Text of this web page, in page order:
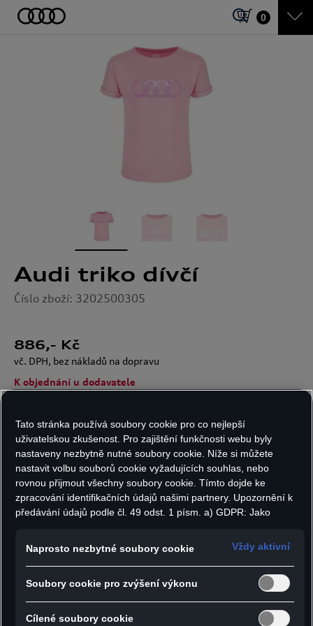
0
Audi triko dívčí
Číslo zboží: 3202500305
886,- Kč
vč. DPH, bez nákladů na dopravu
K objednání u dodavatele
Velikost: Počet kusů:
Do košíku
- Tričko s širokým výstřihem
- Skládané manžety na rukávech
- Úzký žebrovaný lem ve výstřihu
Tato stránka používá soubory cookie pro co nejlepší
uživatelskou zkušenost. Pro zajištění funkčnosti webu byly
nastaveny nezbytně nutné soubory cookie. Níže si můžete
nastavit volbu souborů cookie vyžadujících souhlas, nebo
rovnou přijmout všechny soubory cookie. Tímto dojde ke
zpracování identifikačních údajů našimi partnery. Upozornění k
předávání údajů podle čl. 49 odst. 1 písm. a) GDPR: Jako
používán Google Analytics. Nelze vyloučit, že společnost
Google Ireland jako náš smluvní partner předává osobní údaje
státech neexistuje úroveň ochrany osobních údajů věcně
rovnocenná Evropské unii a chybí rozhodnutí Evropské komise
o odpovídající ochraně. Z toho pro vás mohou vyplývat rizika,
Naprosto nezbytné soubory cookie Vždy aktivní
Soubory cookie pro zvýšení výkonu
Cílené soubory cookie